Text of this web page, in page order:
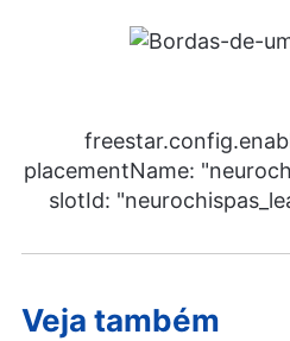
placementName:
slotId:
Veja também